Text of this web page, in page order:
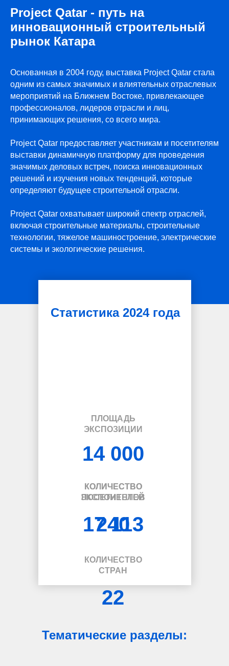
Project Qatar - путь на
инновационный строительный
рынок Катара
Основанная в 2004 году, выставка Project Qatar стала
одним из самых значимых и влиятельных отраслевых
мероприятий на Ближнем Востоке, привлекающее
профессионалов, лидеров отрасли и лиц,
принимающих решения, со всего мира.
Project Qatar предоставляет участникам и посетителям
выставки динамичную платформу для проведения
значимых деловых встреч, поиска инновационных
решений и изучения новых тенденций, которые
определяют будущее строительной отрасли.
Project Qatar охватывает широкий спектр отраслей,
включая строительные материалы, строительные
технологии, тяжелое машиностроение, электрические
системы и экологические решения.
КОЛИЧЕСТВО
ЭКСПОНЕНТОВ
240
КОЛИЧЕСТВО
ПОСЕТИТЕЛЕЙ
17 113
КОЛИЧЕСТВО
СТРАН
22
ПЛОЩАДЬ
ЭКСПОЗИЦИИ
14 000
Статистика 2024 года
Тематические разделы: